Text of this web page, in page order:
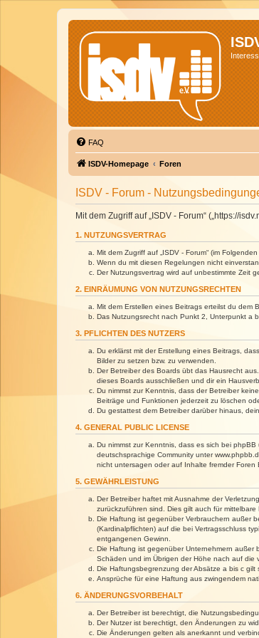
FAQ
ISDV-Homepage Foren
ISDV - Forum -
Mit dem Zugriff auf „ISDV - Forum“ („https://
1. NUTZUNGSVERTRAG
Mit dem Zugriff auf „ISDV - Forum“ (im
Wenn du mit diesen Regelungen nicht
Der Nutzungsvertrag wird auf unbestimmte Zeit
2. EINRÄUMUNG VON NUTZUNGSRECHTEN
Mit dem Erstellen eines Beitrags erteilst du dem
Das Nutzungsrecht nach Punkt 2, Unterpunkt a
3. PFLICHTEN DES NUTZERS
Du erklärst mit der Erstellung eines Beitrags,
Bilder zu setzen bzw. zu verwenden.
Der Betreiber des Boards übt das Hausrecht
dieses Boards ausschließen und dir ein
Du nimmst zur Kenntnis, dass der Betreiber
Beiträge und Funktionen jederzeit zu löschen
Du gestattest dem Betreiber darüber hinaus,
4. GENERAL PUBLIC LICENSE
Du nimmst zur Kenntnis, dass es sich bei phpBB
deutschsprachige Community unter
nicht untersagen oder auf Inhalte fremder Foren
5. GEWÄHRLEISTUNG
Der Betreiber haftet mit Ausnahme der
zurückzuführen sind. Dies gilt auch für
Die Haftung ist gegenüber Verbrauchern außer
(Kardinalpflichten) auf die bei Vertragsschluss
entgangenen Gewinn.
Die Haftung ist gegenüber Unternehmern außer
Schäden und im Übrigen der Höhe nach auf die
Die Haftungsbegrenzung der Absätze a bis c
Ansprüche für eine Haftung aus zwingendem
6. ÄNDERUNGSVORBEHALT
Der Betreiber ist berechtigt, die
Der Nutzer ist berechtigt, den Änderungen zu
Die Änderungen gelten als anerkannt und